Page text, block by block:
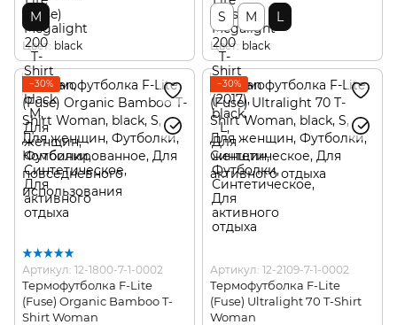
M
Цвет black
S M L
Цвет black
−30%
Артикул: 12-1800-7-1-0002
Термофутболка F-Lite
(Fuse) Organic Bamboo T-
Shirt Woman
−30%
Артикул: 12-2109-7-1-0002
Термофутболка F-Lite
(Fuse) Ultralight 70 T-Shirt
Woman